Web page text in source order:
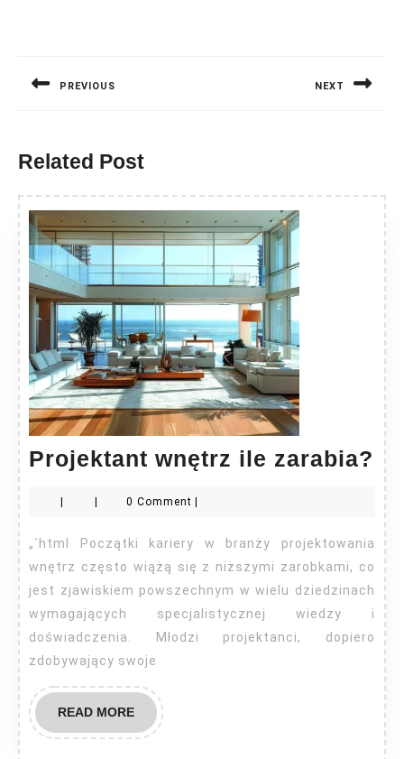
PREVIOUS NEXT
Related Post
Projektant wnętrz ile zarabia?
ile
0 Comment
„`html Początki kariery w branży projektowania
wnętrz często wiążą się z niższymi zarobkami, co
jest zjawiskiem powszechnym w wielu dziedzinach
wymagających specjalistycznej wiedzy i
doświadczenia. Młodzi projektanci, dopiero
zdobywający swoje
READ MOREREAD
MORE